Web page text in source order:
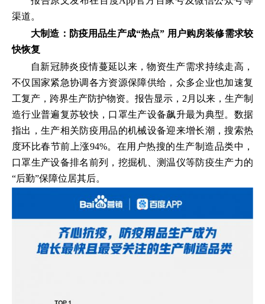
渠道。
大制造：防疫用品生产成“热点” 用户购房装修需求较
快恢复
自新冠肺炎疫情蔓延以来，物资生产需求持续走高，
不仅国家紧急协调各方资源保障供给，众多企业也加速复
工复产，跨界生产防护物资。报告显示，2月以来，生产制
造行业普遍复苏较快，口罩生产设备飙升最为典型。数据
指出，生产相关防疫用品的机械设备迎来增长潮，搜索热
度环比春节前上涨94%。在用户热搜的生产制造品类中，
口罩生产设备排名前列，挖掘机、测温仪等防疫生产力的
“后勤”保障位居其后。